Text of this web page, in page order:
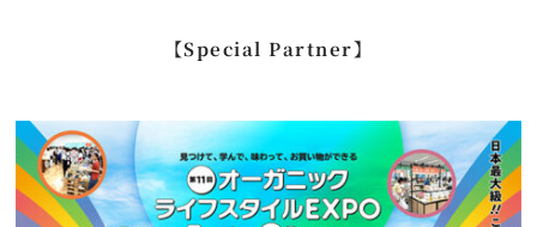
【Special Partner】